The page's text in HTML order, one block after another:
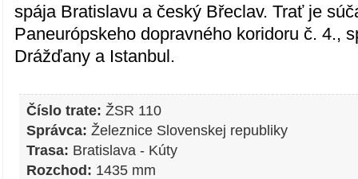
spája Bratislavu a český Břeclav. Trať je
Paneurópskeho dopravného koridoru č. 4.,
Drážďany a Istanbul.
Číslo trate: ŽSR 110
Správca: Železnice Slovenskej republiky
Trasa: Bratislava - Kúty
Rozchod: 1435 mm